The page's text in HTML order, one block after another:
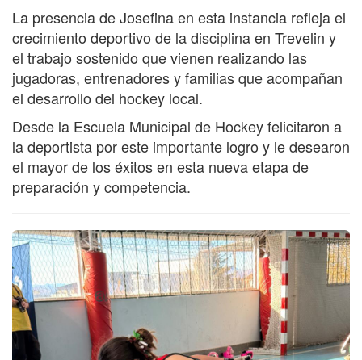
La presencia de Josefina en esta instancia refleja el
crecimiento deportivo de la disciplina en Trevelin y
el trabajo sostenido que vienen realizando las
jugadoras, entrenadores y familias que acompañan
el desarrollo del hockey local.
Desde la Escuela Municipal de Hockey felicitaron a
la deportista por este importante logro y le desearon
el mayor de los éxitos en esta nueva etapa de
preparación y competencia.